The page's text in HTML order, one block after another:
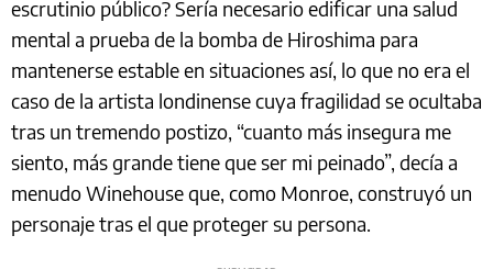
escrutinio público? Sería necesario edificar una salud
mental a prueba de la bomba de Hiroshima para
mantenerse estable en situaciones así, lo que no era el
caso de la artista londinense cuya fragilidad se ocultaba
tras un tremendo postizo, “cuanto más insegura me
siento, más grande tiene que ser mi peinado”, decía a
menudo Winehouse que, como Monroe, construyó un
personaje tras el que proteger su persona.